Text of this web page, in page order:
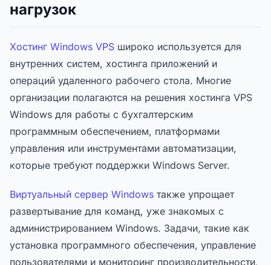
нагрузок
Хостинг Windows VPS широко используется для
внутренних систем, хостинга приложений и
операций удаленного рабочего стола. Многие
организации полагаются на решения хостинга VPS
Windows для работы с бухгалтерским
программным обеспечением, платформами
управления или инструментами автоматизации,
которые требуют поддержки Windows Server.
Виртуальный сервер Windows также упрощает
развертывание для команд, уже знакомых с
администрированием Windows. Задачи, такие как
установка программного обеспечения, управление
пользователями и мониторинг производительности,